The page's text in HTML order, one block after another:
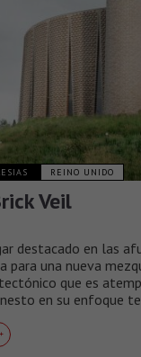
REINO UNIDO
Veil
destacado en las
para una nueva
que es
en su enfoque